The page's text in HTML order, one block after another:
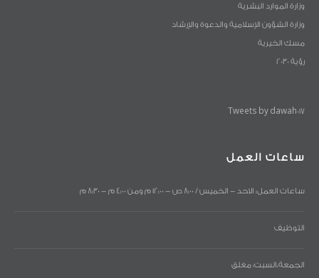
وزارة الموارد البشرية
وزارة الشؤون الإسلامية والدعوة والإرشاد
مسك الخيرية
رؤية 2030
Tweets by dawah017
ساعات العمل
ساعات العمل: الاحد - الخميس / 8:00 ص - 12:00 م ومن 4:00 م - 8:30 م
التوظيف
الجمعة،السبت: مغلق